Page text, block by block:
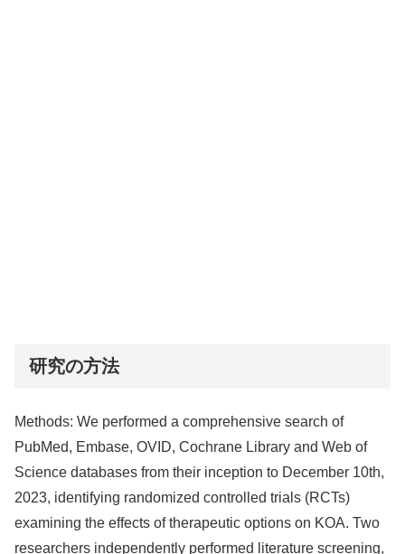
研究の方法
Methods: We performed a comprehensive search of
PubMed, Embase, OVID, Cochrane Library and Web of
Science databases from their inception to December 10th,
2023, identifying randomized controlled trials (RCTs)
examining the effects of therapeutic options on KOA. Two
researchers independently performed literature screening,